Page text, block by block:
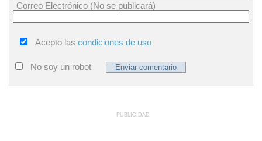
Correo Electrónico (No se publicará)
Acepto las condiciones de uso
No soy un robot
PUBLICIDAD